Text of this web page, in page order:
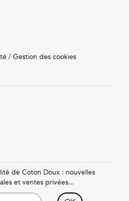
/ Gestion des cookies
de Coton Doux : nouvelles
et ventes privées...